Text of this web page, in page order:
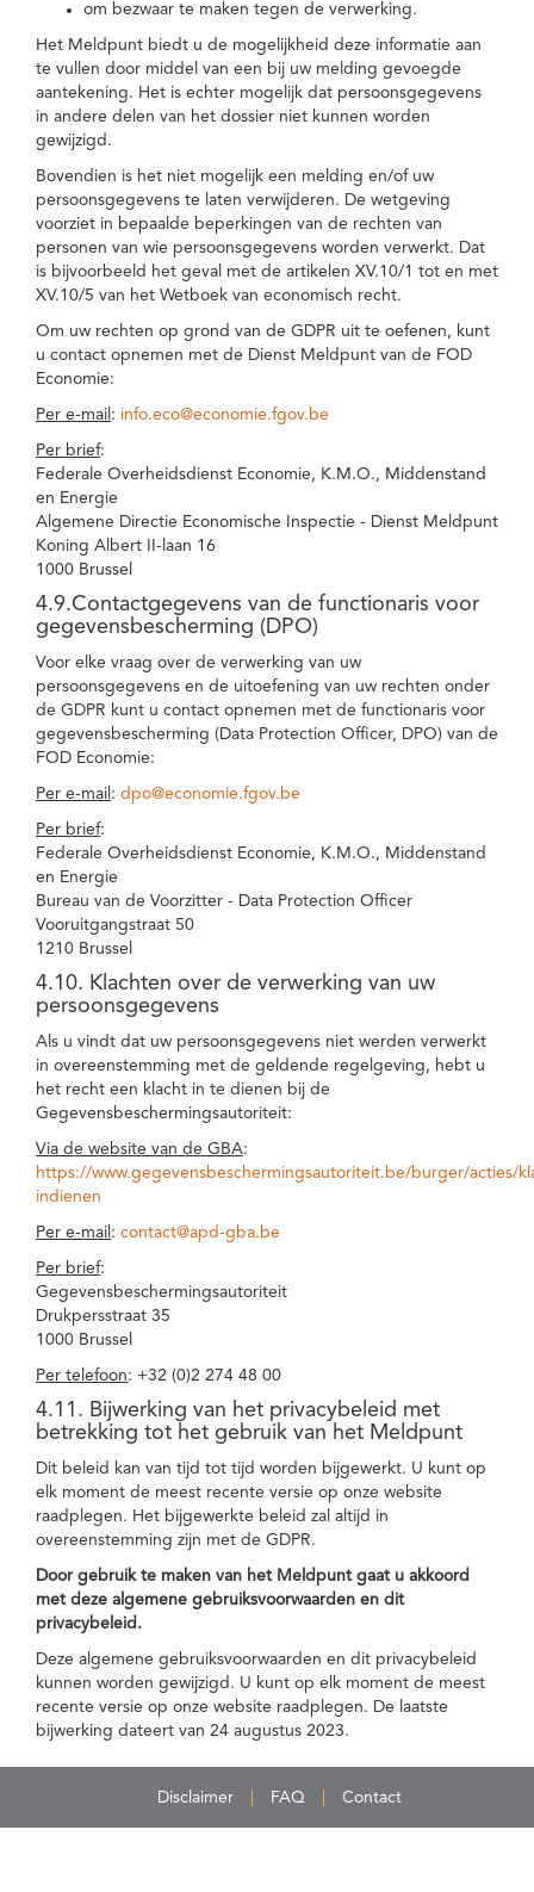
om bezwaar te maken tegen de verwerking.
Het Meldpunt biedt u de mogelijkheid deze informatie aan
te vullen door middel van een bij uw melding gevoegde
aantekening. Het is echter mogelijk dat persoonsgegevens
in andere delen van het dossier niet kunnen worden
gewijzigd.
Bovendien is het niet mogelijk een melding en/of uw
persoonsgegevens te laten verwijderen. De wetgeving
voorziet in bepaalde beperkingen van de rechten van
personen van wie persoonsgegevens worden verwerkt. Dat
is bijvoorbeeld het geval met de artikelen XV.10/1 tot en met
XV.10/5 van het Wetboek van economisch recht.
Om uw rechten op grond van de GDPR uit te oefenen, kunt
u contact opnemen met de Dienst Meldpunt van de FOD
Economie:
Per e-mail : info.eco@economie.fgov.be
Per brief:
Federale Overheidsdienst Economie, K.M.O., Middenstand
en Energie
Algemene Directie Economische Inspectie - Dienst Meldpunt
Koning Albert II-laan 16
1000 Brussel
4.9.Contactgegevens van de functionaris voor
gegevensbescherming (DPO)
Voor elke vraag over de verwerking van uw
persoonsgegevens en de uitoefening van uw rechten onder
de GDPR kunt u contact opnemen met de functionaris voor
gegevensbescherming (Data Protection Officer, DPO) van de
FOD Economie:
Per e-mail : dpo@economie.fgov.be
Per brief:
Federale Overheidsdienst Economie, K.M.O., Middenstand
en Energie
Bureau van de Voorzitter - Data Protection Officer
Vooruitgangstraat 50
1210 Brussel
4.10. Klachten over de verwerking van uw
persoonsgegevens
Als u vindt dat uw persoonsgegevens niet werden verwerkt
in overeenstemming met de geldende regelgeving, hebt u
het recht een klacht in te dienen bij de
Gegevensbeschermingsautoriteit:
Via de website van de GBA:
https://www.gegevensbeschermingsautoriteit.be/burger/acties/
indienen
Per e-mail : contact@apd-gba.be
Per brief:
Gegevensbeschermingsautoriteit
Drukpersstraat 35
1000 Brussel
Per telefoon: +32 (0)2 274 48 00
4.11. Bijwerking van het privacybeleid met
betrekking tot het gebruik van het Meldpunt
Dit beleid kan van tijd tot tijd worden bijgewerkt. U kunt op
elk moment de meest recente versie op onze website
raadplegen. Het bijgewerkte beleid zal altijd in
overeenstemming zijn met de GDPR.
Door gebruik te maken van het Meldpunt gaat u akkoord
met deze algemene gebruiksvoorwaarden en dit
privacybeleid.
Deze algemene gebruiksvoorwaarden en dit privacybeleid
kunnen worden gewijzigd. U kunt op elk moment de meest
recente versie op onze website raadplegen. De laatste
bijwerking dateert van 24 augustus 2023.
Disclaimer FAQ Contact